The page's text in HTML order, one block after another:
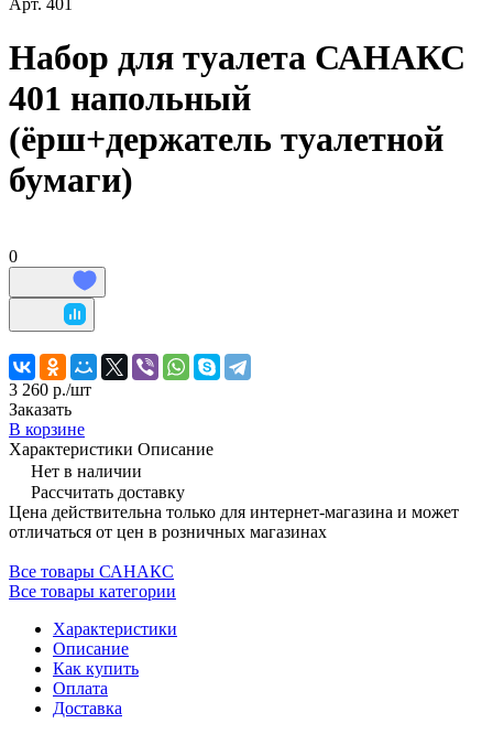
Арт. 401
Набор для туалета САНАКС
401 напольный
(ёрш+держатель туалетной
бумаги)
0
3 260 р./шт
Заказать
В корзине
Характеристики Описание
Нет в наличии
Рассчитать доставку
Цена действительна только для интернет-магазина и может
отличаться от цен в розничных магазинах
Все товары САНАКС
Все товары категории
Характеристики
Описание
Как купить
Оплата
Доставка